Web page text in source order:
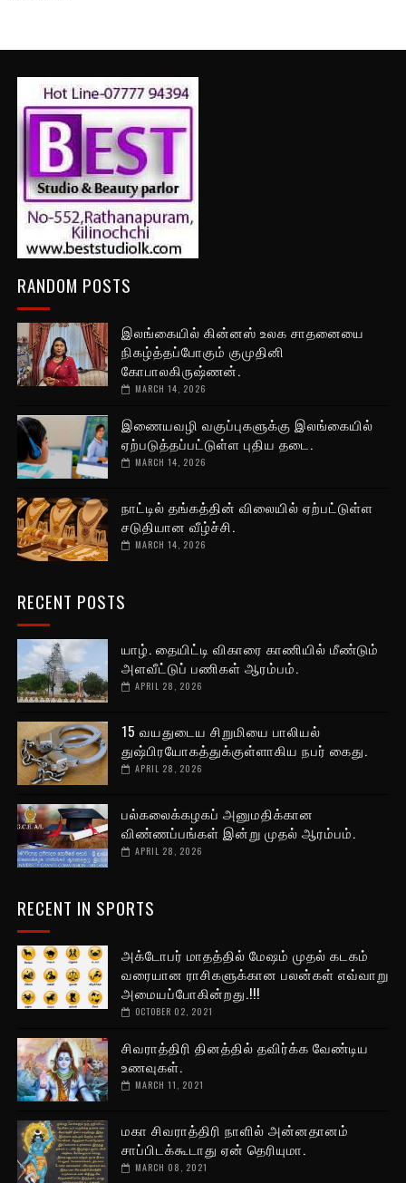
RANDOM POSTS
இலங்கையில் கின்னஸ் உலக சாதனையை
நிகழ்த்தப்போகும் குமுதினி
கோபாலகிருஷ்ணன்.
MARCH 14, 2026
இணையவழி வகுப்புகளுக்கு இலங்கையில்
ஏற்படுத்தப்பட்டுள்ள புதிய தடை.
MARCH 14, 2026
நாட்டில் தங்கத்தின் விலையில் ஏற்பட்டுள்ள
சடுதியான வீழ்ச்சி.
MARCH 14, 2026
RECENT POSTS
யாழ். தையிட்டி விகாரை காணியில் மீண்டும்
அளவீட்டுப் பணிகள் ஆரம்பம்.
APRIL 28, 2026
15 வயதுடைய சிறுமியை பாலியல்
துஷ்பிரயோகத்துக்குள்ளாகிய நபர் கைது.
APRIL 28, 2026
பல்கலைக்கழகப் அனுமதிக்கான
விண்ணப்பங்கள் இன்று முதல் ஆரம்பம்.
APRIL 28, 2026
RECENT IN SPORTS
அக்டோபர் மாதத்தில் மேஷம் முதல் கடகம்
வரையான ராசிகளுக்கான பலன்கள் எவ்வாறு
அமையப்போகின்றது.!!!
OCTOBER 02, 2021
சிவராத்திரி தினத்தில் தவிர்க்க வேண்டிய
உணவுகள்.
MARCH 11, 2021
மகா சிவராத்திரி நாளில் அன்னதானம்
சாப்பிடக்கூடாது ஏன் தெரியுமா.
MARCH 08, 2021